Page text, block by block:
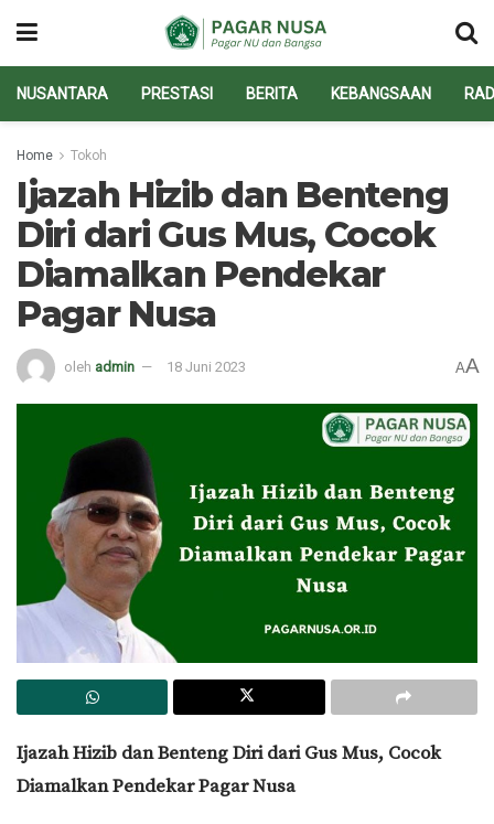
NUSANTARA PRESTASI BERITA KEBANGSAAN
Home Tokoh
Ijazah Hizib dan Benteng
Diri dari Gus Mus, Cocok
Diamalkan Pendekar
Pagar Nusa
oleh admin 18 Juni 2023 AA
Ijazah Hizib dan Benteng Diri dari Gus Mus, Cocok
Diamalkan Pendekar Pagar Nusa